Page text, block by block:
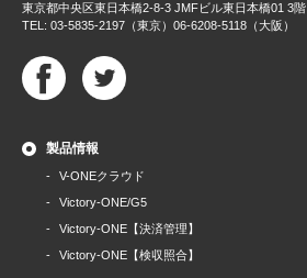
東京都中央区東日本橋2-8-3 JMFビル東日本橋01 3階
TEL: 03-5835-2197（東京）06-6208-5118（大阪）
製品情報
V-ONEクラウド
Victory-ONE/G5
Victory-ONE【決済管理】
Victory-ONE【検収照合】